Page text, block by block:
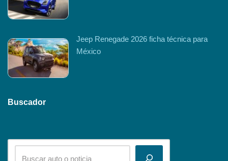
Jeep Renegade 2026 ficha técnica para
México
Buscador